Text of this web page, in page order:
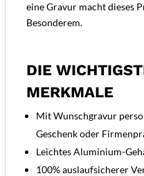
eine Gravur macht dieses
Besonderem.
DIE
MERKMALE
Mit Wunschgravur
Geschenk oder
Leichtes Aluminium-
100% auslaufsicherer